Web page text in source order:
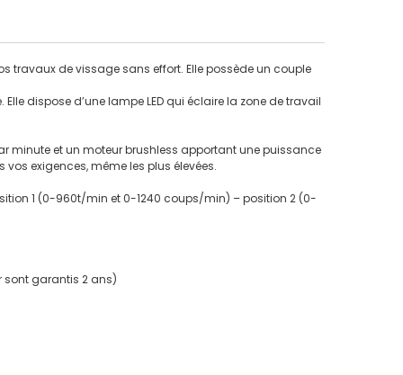
travaux de vissage sans effort. Elle possède un couple
dispose d’une lampe LED qui éclaire la zone de travail
minute et un moteur brushless apportant une puissance
exigences, même les plus élevées.
1 (0-960t/min et 0-1240 coups/min) – position 2 (0-
sont garantis 2 ans)